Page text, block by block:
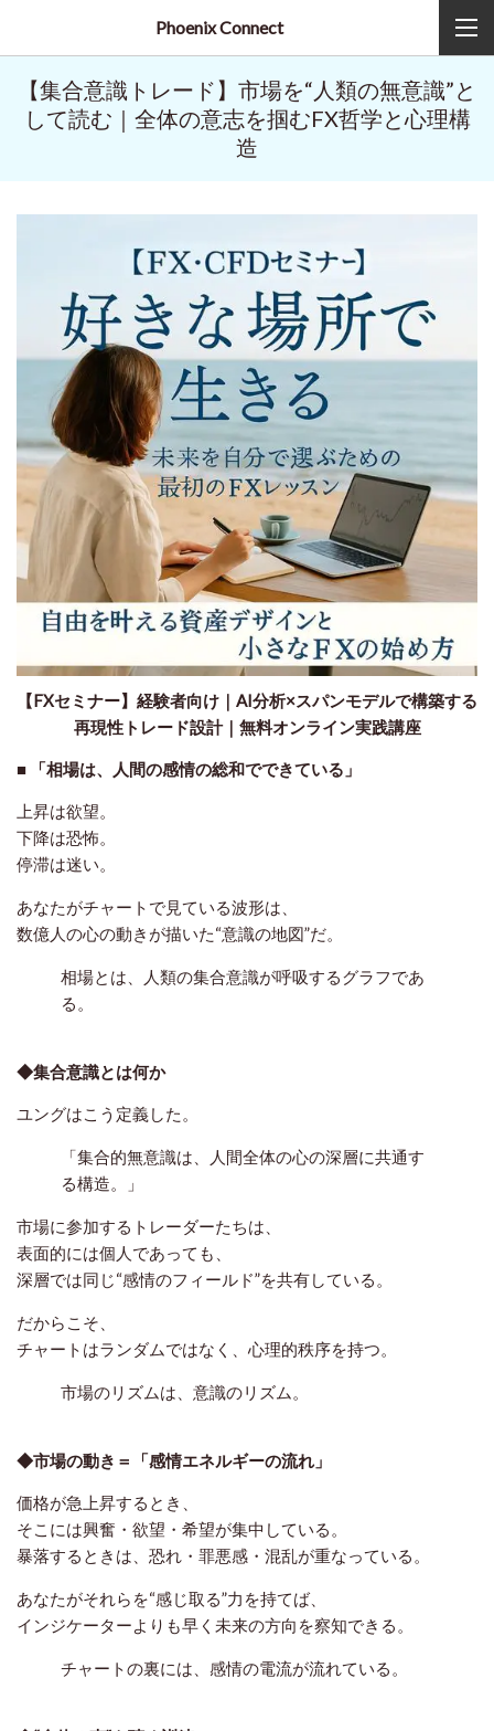
Phoenix Connect
【集合意識トレード】市場を“人類の無意識”と
して読む｜全体の意志を掴むFX哲学と心理構
造
【FXセミナー】経験者向け｜AI分析×スパンモデルで構築する
再現性トレード設計｜無料オンライン実践講座
■ 「相場は、人間の感情の総和でできている」
上昇は欲望。
下降は恐怖。
停滞は迷い。
あなたがチャートで見ている波形は、
数億人の心の動きが描いた“意識の地図”だ。
相場とは、人類の集合意識が呼吸するグラフであ
る。
◆集合意識とは何か
ユングはこう定義した。
「集合的無意識は、人間全体の心の深層に共通す
る構造。」
市場に参加するトレーダーたちは、
表面的には個人であっても、
深層では同じ“感情のフィールド”を共有している。
だからこそ、
チャートはランダムではなく、 心理的秩序を持つ。
市場のリズムは、意識のリズム。
◆市場の動き＝「感情エネルギーの流れ」
価格が急上昇するとき、
そこには興奮・欲望・希望が集中している。
暴落するときは、恐れ・罪悪感・混乱が重なっている。
あなたがそれらを“感じ取る”力を持てば、
インジケーターよりも早く未来の方向を察知できる。
チャートの裏には、感情の電流が流れている。